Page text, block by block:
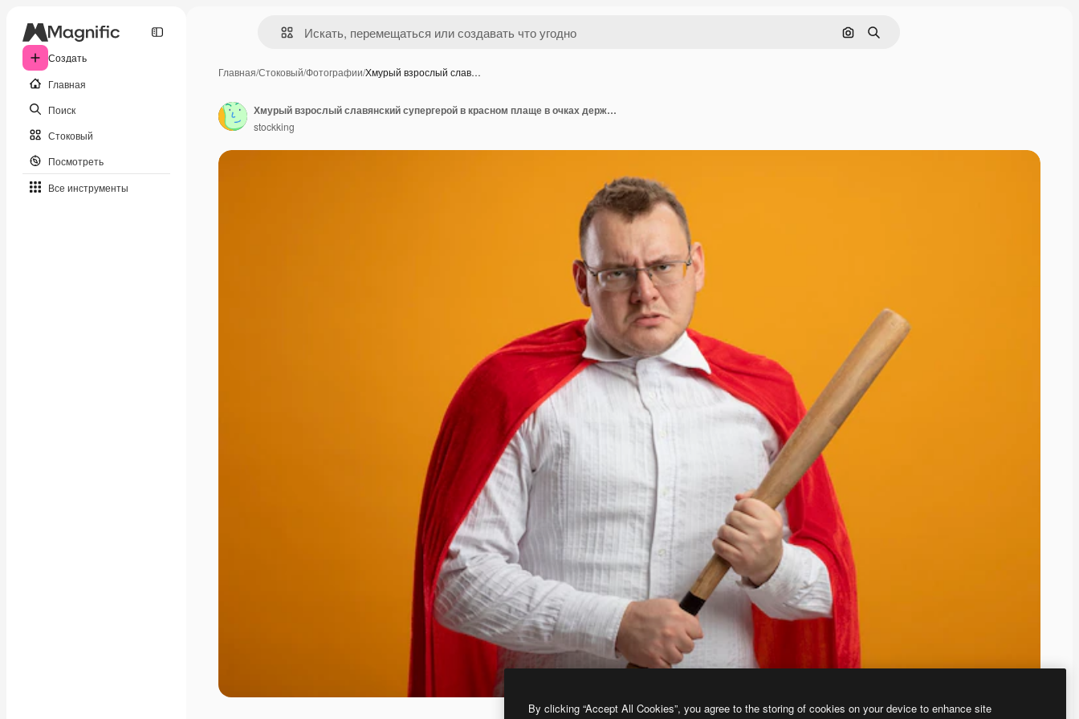
Создать
Главная
Поиск
Стоковый
Посмотреть
Все инструменты
Поиск по изображению
Поиск
Главная/Стоковый/Фотографии/Хмурый взрослый слав…
Хмурый взрослый славянский супергерой в красном плаще в очках держит бейсбольную биту, изолированную на оранжевой стене с копией пространства
stockking
By clicking “Accept All Cookies”, you agree to the storing of cookies on your device to enhance site